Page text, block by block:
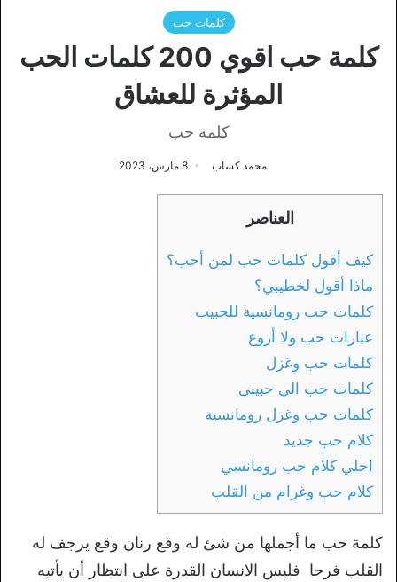
كلمات حب
كلمة حب اقوي 200 كلمات الحب
المؤثرة للعشاق
كلمة حب
محمد كساب 8 مارس، 2023
العناصر
كيف أقول كلمات حب لمن أحب؟
ماذا أقول لخطيبي؟
كلمات حب رومانسية للحبيب
عبارات حب ولا أروع
كلمات حب وغزل
كلمات حب الي حبيبي
كلمات حب وغزل رومانسية
كلام حب جديد
احلي كلام حب رومانسي
كلام حب وغرام من القلب
كلمة حب ما أجملها من شئ له وقع رنان وقع يرجف له
القلب فرحا فليس الانسان القدرة على انتظار أن يأتيه